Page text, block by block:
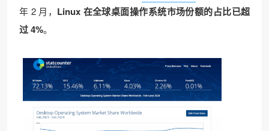
年 2 月， Linux 在全球桌面操作系统市场份额的占比已超
过 4%。